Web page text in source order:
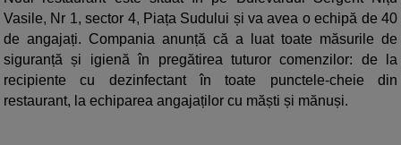
Vasile, Nr 1, sector 4, Piața Sudului și va avea o echipă de 40
de angajați. Compania anunță că a luat toate măsurile de
siguranță și igienă în pregătirea tuturor comenzilor: de la
recipiente cu dezinfectant în toate punctele-cheie din
restaurant, la echiparea angajaților cu măști și mănuși.